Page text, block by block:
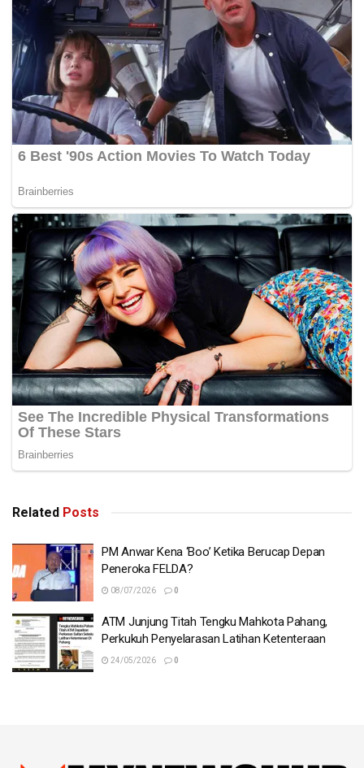
Jika mahu ditambah baik, lebih baik kita sama-sama duduk
berbincang cari SOP terbaik,” katanya.
Abdul Wahid berkata pihak kerajaan juga dapat
mengadakan perbincangan ‘hati-ke-hati’ dengan opertor
bauksit dan tuan tanah sebelum mencapai kata putus
dalam isu bauksit kerana ia melibatkan punca pendapatan
mereka.
Sementara itu, Presiden Persatuan Pengusaha-
pengusaha Bijih Besi Pahang Datuk Seri Tengku Zulkifli
Tengku Ahmad berharap lanjutan itu dapat diselesaikan
segera kerana bagi membantu ekonomi bukan sahaja
operator bauksit, tetapi juga penduduk setempat seperti
pengusaha kedai makan.
“Saya juga tertanya-tanya dari mana datang stokpile yang
masih tidak dikosongkan kerana tempoh lanjutan sudah
terlalu lama. Namun kami akan lihat dahulu keputusan
terbaru ini sebelum memikirkan tindakan seterusnya,”
katanya. – BERNAMA
Related Posts
PM Anwar Kena ‘Boo’ Ketika Berucap Depan
Peneroka FELDA?
08/07/2026 0
ATM Junjung Titah Tengku Mahkota Pahang,
Perkukuh Penyelarasan Latihan Ketenteraan
24/05/2026 0